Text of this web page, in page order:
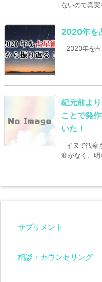
ないので真
2020年を
2020年を
紀元前よ
ことで発
いた！
イヌで観察
変がなく、
サプリメント
相談・カウンセリング